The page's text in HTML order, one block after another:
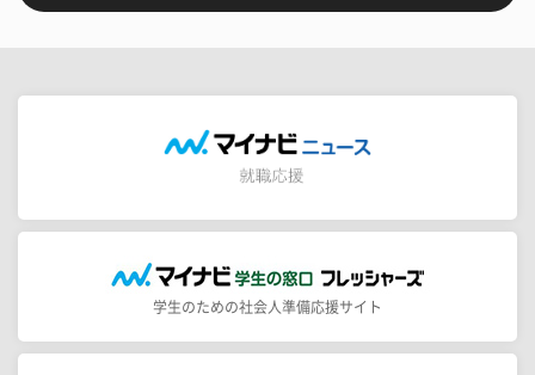
学生のための社会人準備応援サイト